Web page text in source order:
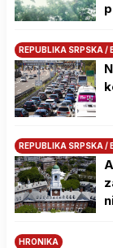
REPUBLIKA SRPSKA /
REPUBLIKA SRPSKA /
HRONIKA